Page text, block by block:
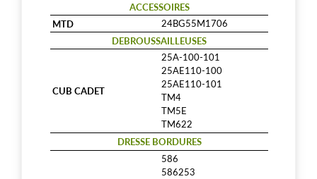
ACCESSOIRES
MTD
24BG55M1706
DEBROUSSAILLEUSES
CUB CADET
25A-100-101
25AE110-100
25AE110-101
TM4
TM5E
TM622
DRESSE BORDURES
586
586253